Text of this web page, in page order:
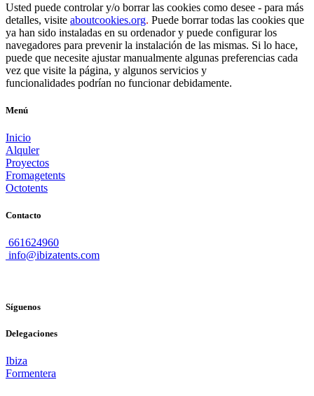
Usted puede controlar y/o borrar las cookies como desee - para más
detalles, visite aboutcookies.org. Puede borrar todas las cookies que
ya han sido instaladas en su ordenador y puede configurar los
navegadores para prevenir la instalación de las mismas. Si lo hace,
puede que necesite ajustar manualmente algunas preferencias cada
vez que visite la página, y algunos servicios y
funcionalidades podrían no funcionar debidamente.
Menú
Inicio
Alquler
Proyectos
Fromagetents
Octotents
Contacto
661624960
info@ibizatents.com
Síguenos
Delegaciones
Ibiza
Formentera